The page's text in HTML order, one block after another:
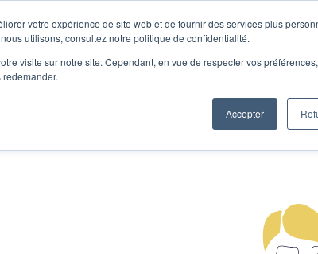
votre expérience de site web et de fournir des services plus
utilisons, consultez notre politique de confidentialité.
visite sur notre site. Cependant, en vue de respecter vos
Accepter
Se connecter
Entreprises